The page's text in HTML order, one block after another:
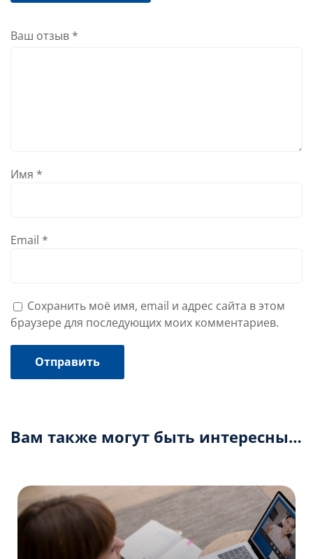
Ваш отзыв *
Имя *
Email *
Сохранить моё имя, email и адрес сайта в этом
браузере для последующих моих комментариев.
Вам также могут быть интересны…